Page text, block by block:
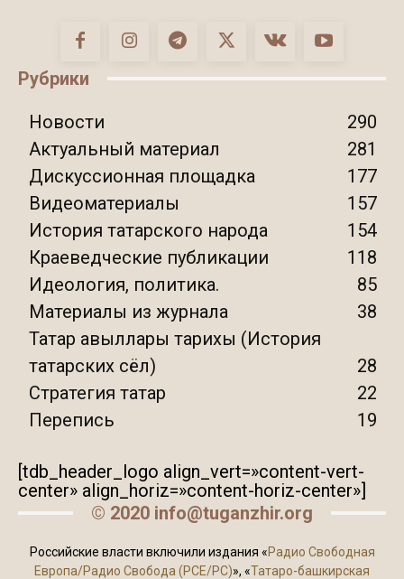
Рубрики
Новости
290
Актуальный материал
281
Дискуссионная площадка
177
Видеоматериалы
157
История татарского народа
154
Краеведческие публикации
118
Идеология, политика.
85
Материалы из журнала
38
Татар авыллары тарихы (История
татарских сёл)
28
Стратегия татар
22
Перепись
19
[tdb_header_logo align_vert=»content-vert-
center» align_horiz=»content-horiz-center»]
© 2020 info@tuganzhir.org
Российские власти включили издания «Радио Свободная
Европа/Радио Свобода (PCE/PC)», «Татаро-башкирская